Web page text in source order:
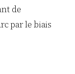
de
par le biais